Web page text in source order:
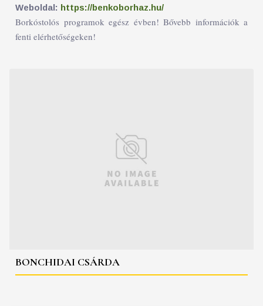
Weboldal: https://benkoborhaz.hu/
Borkóstolós programok egész évben! Bővebb információk a
fenti elérhetőségeken!
BONCHIDAI CSÁRDA